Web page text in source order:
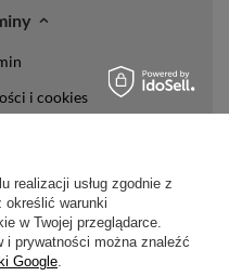
i cookies
realizacji usług zgodnie z
określić warunki
w Twojej przeglądarce.
i prywatności można znaleźć
Google.